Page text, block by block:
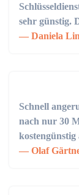
sehr günstig.
Daniela
Schnell
nach nur 30
kostengünstig
Olaf